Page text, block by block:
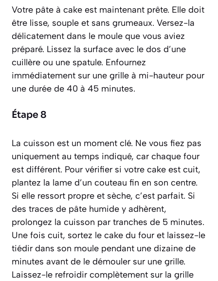
Votre pâte à cake est maintenant prête. Elle doit
être lisse, souple et sans grumeaux. Versez-la
délicatement dans le moule que vous aviez
préparé. Lissez la surface avec le dos d’une
cuillère ou une spatule. Enfournez
immédiatement sur une grille à mi-hauteur pour
une durée de 40 à 45 minutes.
Étape 8
La cuisson est un moment clé. Ne vous fiez pas
uniquement au temps indiqué, car chaque four
est différent. Pour vérifier si votre cake est cuit,
plantez la lame d’un couteau fin en son centre.
Si elle ressort propre et sèche, c’est parfait. Si
des traces de pâte humide y adhèrent,
prolongez la cuisson par tranches de 5 minutes.
Une fois cuit, sortez le cake du four et laissez-le
tiédir dans son moule pendant une dizaine de
minutes avant de le démouler sur une grille.
Laissez-le refroidir complètement sur la grille